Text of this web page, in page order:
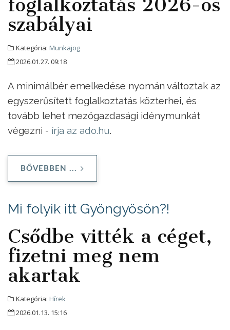
foglalkoztatás 2026-os
szabályai
Kategória: Munkajog
2026.01.27. 09:18
A minimálbér emelkedése nyomán változtak az
egyszerűsített foglalkoztatás közterhei, és
tovább lehet mezőgazdasági idénymunkát
végezni - írja az ado.hu.
BŐVEBBEN ...
Mi folyik itt Gyöngyösön?!
Csődbe vitték a céget,
fizetni meg nem
akartak
Kategória: Hírek
2026.01.13. 15:16